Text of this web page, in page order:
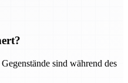
sind während des